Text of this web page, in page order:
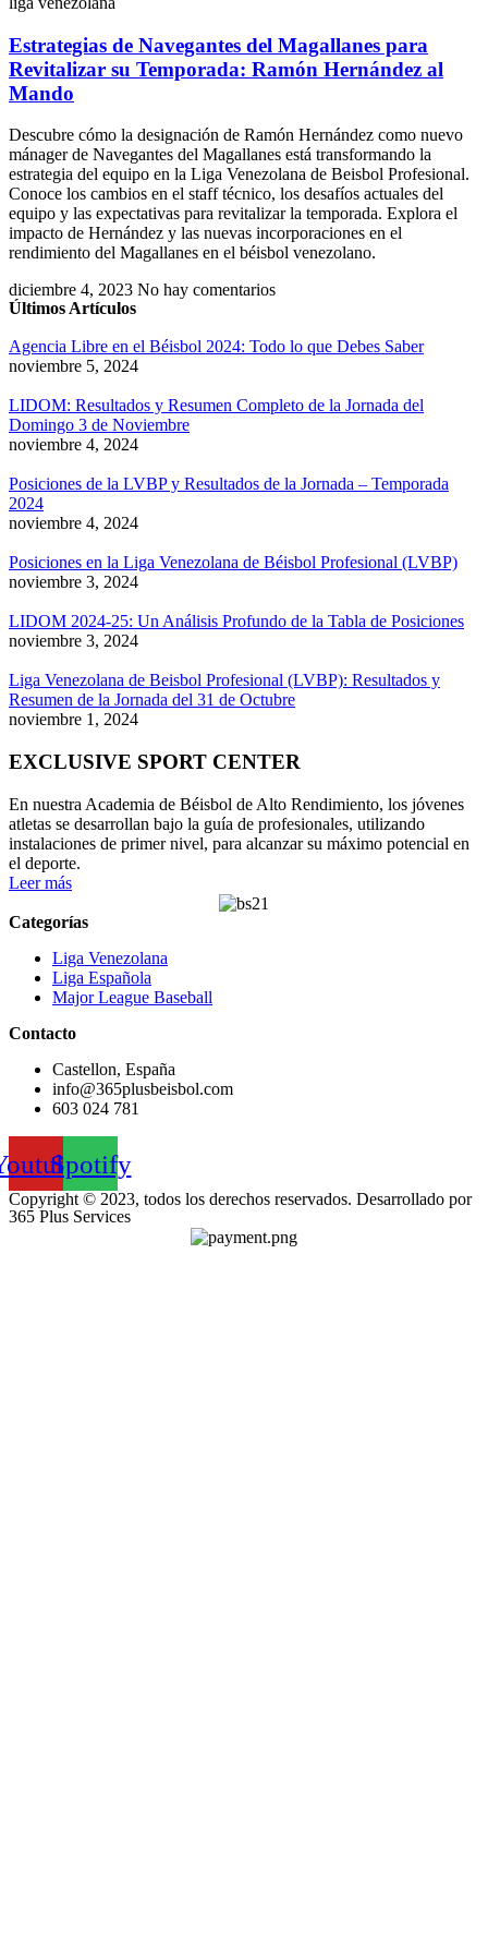
Estrategias de Navegantes del Magallanes para
Revitalizar su Temporada: Ramón Hernández al
Mando
Descubre cómo la designación de Ramón Hernández como nuevo
mánager de Navegantes del Magallanes está transformando la
estrategia del equipo en la Liga Venezolana de Beisbol Profesional.
Conoce los cambios en el staff técnico, los desafíos actuales del
equipo y las expectativas para revitalizar la temporada. Explora el
impacto de Hernández y las nuevas incorporaciones en el
rendimiento del Magallanes en el béisbol venezolano.
diciembre 4, 2023 No hay comentarios
Últimos Artículos
Agencia Libre en el Béisbol 2024: Todo lo que Debes Saber
noviembre 5, 2024
LIDOM: Resultados y Resumen Completo de la Jornada del
Domingo 3 de Noviembre
noviembre 4, 2024
Posiciones de la LVBP y Resultados de la Jornada – Temporada
2024
noviembre 4, 2024
Posiciones en la Liga Venezolana de Béisbol Profesional (LVBP)
noviembre 3, 2024
LIDOM 2024-25: Un Análisis Profundo de la Tabla de Posiciones
noviembre 3, 2024
Liga Venezolana de Beisbol Profesional (LVBP): Resultados y
Resumen de la Jornada del 31 de Octubre
noviembre 1, 2024
EXCLUSIVE SPORT CENTER
En nuestra Academia de Béisbol de Alto Rendimiento, los jóvenes
atletas se desarrollan bajo la guía de profesionales, utilizando
instalaciones de primer nivel, para alcanzar su máximo potencial en
el deporte.
Leer más
Categorías
Liga Venezolana
Liga Española
Major League Baseball
Contacto
Castellon, España
info@365plusbeisbol.com
603 024 781
Spotify
Copyright © 2023, todos los derechos reservados. Desarrollado por
365 Plus Services